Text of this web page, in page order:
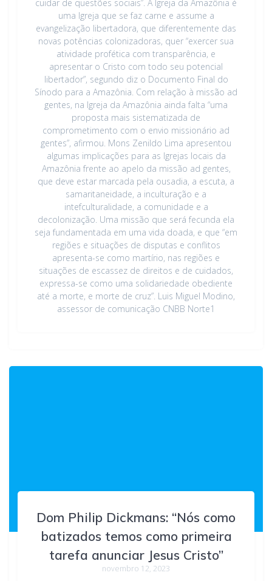
cuidar de questões sociais”. A Igreja da Amazônia é
uma Igreja que se faz carne e assume a
evangelização libertadora, que diferentemente das
novas potências colonizadoras, quer “exercer sua
atividade profética com transparência, e
apresentar o Cristo com todo seu potencial
libertador”, segundo diz o Documento Final do
Sínodo para a Amazônia. Com relação à missão ad
gentes, na Igreja da Amazônia ainda falta “uma
proposta mais sistematizada de
comprometimento com o envio missionário ad
gentes”, afirmou. Mons Zenildo Lima apresentou
algumas implicações para as Igrejas locais da
Amazônia frente ao apelo da missão ad gentes,
que deve estar marcada pela ousadia, a escuta, a
samaritaneidade, a inculturação e a
intefculturalidade, a comunidade e a
decolonização. Uma missão que será fecunda ela
seja fundamentada em uma vida doada, e que “em
regiões e situações de disputas e conflitos
apresenta-se como martírio, nas regiões e
situações de escassez de direitos e de cuidados,
expressa-se como uma solidariedade obediente
até a morte, e morte de cruz”. Luis Miguel Modino,
assessor de comunicação CNBB Norte1
Dom Philip Dickmans: “Nós como
batizados temos como primeira
tarefa anunciar Jesus Cristo”
novembro 12, 2023